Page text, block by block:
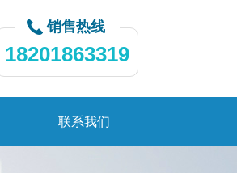
销售热线
18201863319
联系我们